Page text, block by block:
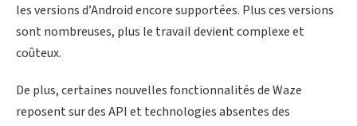
les versions d’Android encore supportées. Plus ces versions
sont nombreuses, plus le travail devient complexe et
coûteux.
De plus, certaines nouvelles fonctionnalités de Waze
reposent sur des API et technologies absentes des